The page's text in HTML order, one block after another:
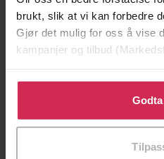
brukt, slik at vi kan forbedre
Gjør det mulig for oss å vise
kampanjer og tilbud
Klikk på «Godta alle» for å
bruke cookies for alle disse
tilpasse ditt samtykke til